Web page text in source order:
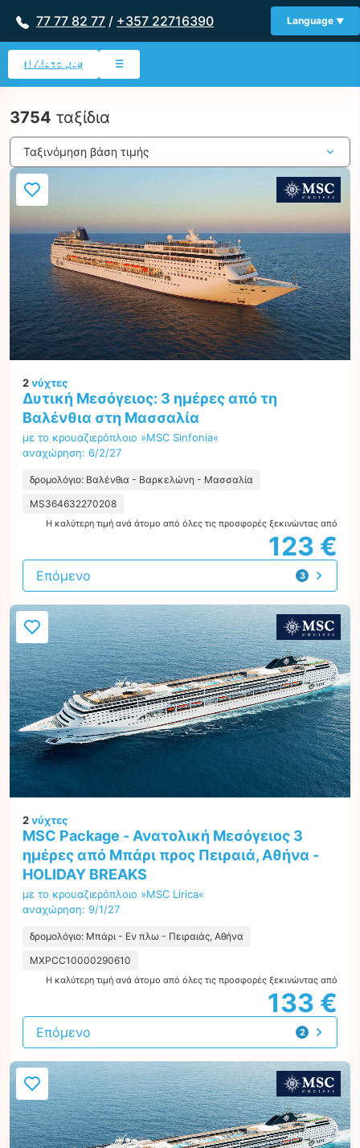
77 77 82 77 / +357 22716390 Language
Η Λίστα μου ☰
3754 ταξίδια
2νύχτες
Δυτική Μεσόγειος: 3 ημέρες από τη
Βαλένθια στη Μασσαλία
με το κρουαζιερόπλοιο »MSC Sinfonia«
αναχώρηση: 6/2/27
δρομολόγιο: Βαλένθια - Βαρκελώνη - Μασσαλία
MS364632270208
Η καλύτερη τιμή ανά άτομο από όλες τις προσφορές ξεκινώντας από
123 €
3
προτάσεις
Επόμενο
2νύχτες
MSC Package - Ανατολική Μεσόγειος 3
ημέρες από Μπάρι προς Πειραιά, Αθήνα -
HOLIDAY BREAKS
με το κρουαζιερόπλοιο »MSC Lirica«
αναχώρηση: 9/1/27
δρομολόγιο: Μπάρι - Εν πλω - Πειραιάς, Αθήνα
MXPCC10000290610
Η καλύτερη τιμή ανά άτομο από όλες τις προσφορές ξεκινώντας από
133 €
2
προτάσεις
Επόμενο